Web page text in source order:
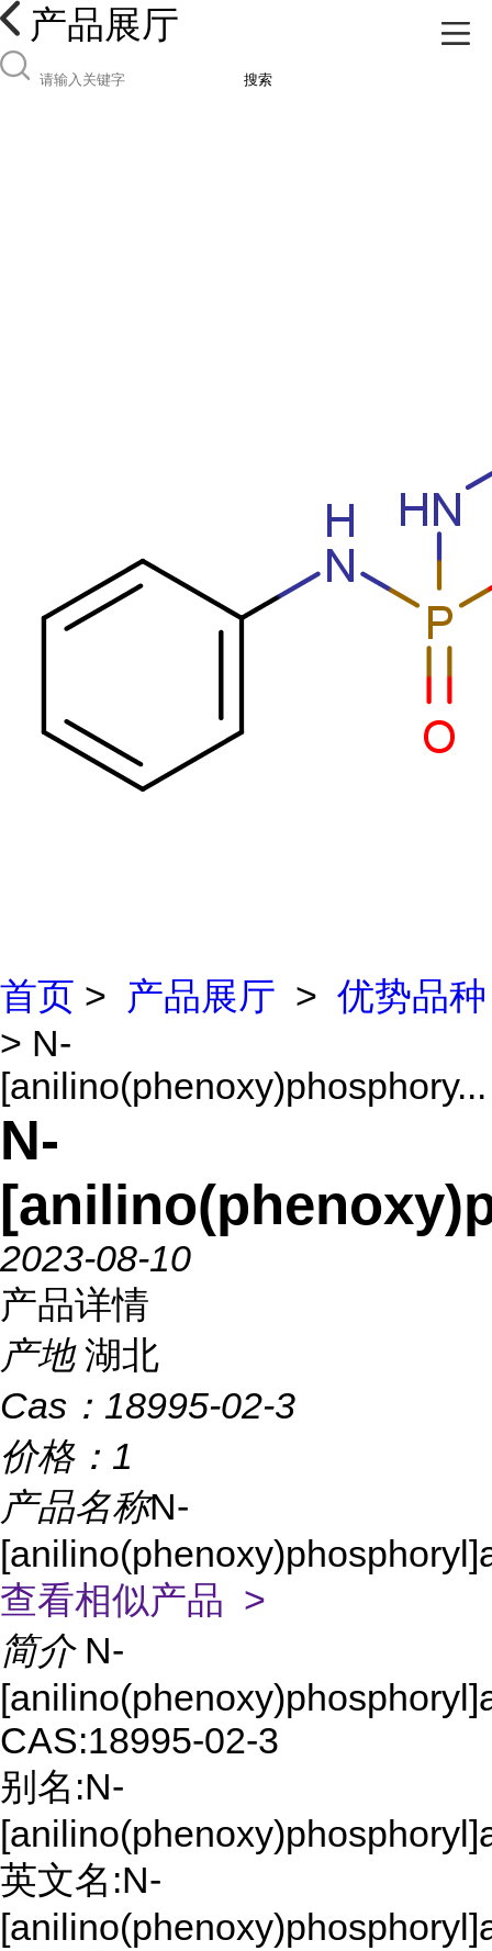
产品展厅
搜索
首页 > 产品展厅 > 优势品种
> N-
[anilino(phenoxy)phosphory...
N-
2023-08-10
产品详情
产地 湖北
Cas： 18995-02-3
价格： 1
产品名称N-
查看相似产品 >
简介 N-
CAS:18995-02-3
别名:N-
英文名:N-